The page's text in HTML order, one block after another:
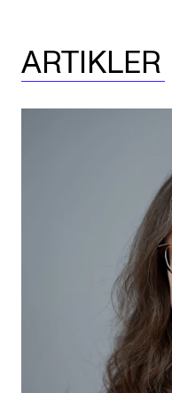
ARTIKLER